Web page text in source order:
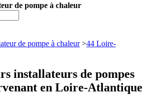
de pompe à chaleur
de pompe à chaleur>44 Loire-
installateurs de pompes
en Loire-Atlantique